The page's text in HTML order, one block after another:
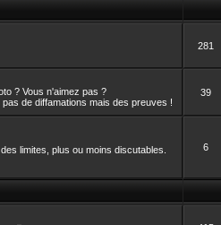
281
? Vous n'aimez pas ?
de diffamations mais des preuves !
39
limites, plus ou moins discutables.
6